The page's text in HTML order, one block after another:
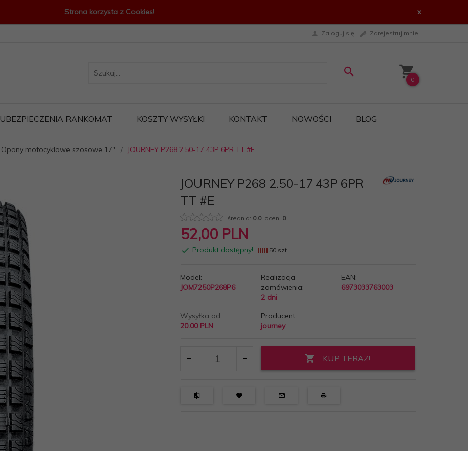
Strona korzysta z Cookies! x
Zaloguj się Zarejestruj mnie
0
UBEZPIECZENIA RANKOMAT KOSZTY WYSYŁKI KONTAKT NOWOŚCI BLOG
Opony motocyklowe szosowe 17" JOURNEY P268 2.50-17 43P 6PR TT #E
JOURNEY P268 2.50-17 43P 6PR
TT #E
średnia: 0.0ocen: 0
52,00 PLN
Produkt dostępny! 50 szt.
Model:
JOM7250P268P6
Realizacja
zamówienia:
2 dni
EAN:
6973033763003
Wysyłka od:
20.00 PLN
Producent:
journey
KUP TERAZ!